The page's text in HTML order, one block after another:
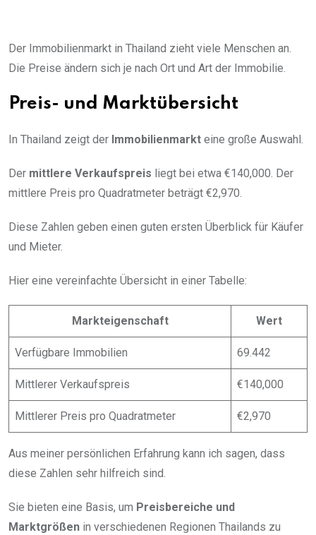
Der Immobilienmarkt in Thailand zieht viele Menschen an.
Die Preise ändern sich je nach Ort und Art der Immobilie.
Preis- und Marktübersicht
In Thailand zeigt der Immobilienmarkt eine große Auswahl.
Der mittlere Verkaufspreis liegt bei etwa €140,000. Der
mittlere Preis pro Quadratmeter beträgt €2,970.
Diese Zahlen geben einen guten ersten Überblick für Käufer
und Mieter.
Hier eine vereinfachte Übersicht in einer Tabelle:
Markteigenschaft Wert
Verfügbare Immobilien 69.442
Mittlerer Verkaufspreis €140,000
Mittlerer Preis pro Quadratmeter €2,970
Aus meiner persönlichen Erfahrung kann ich sagen, dass
diese Zahlen sehr hilfreich sind.
Sie bieten eine Basis, um Preisbereiche und
Marktgrößen in verschiedenen Regionen Thailands zu